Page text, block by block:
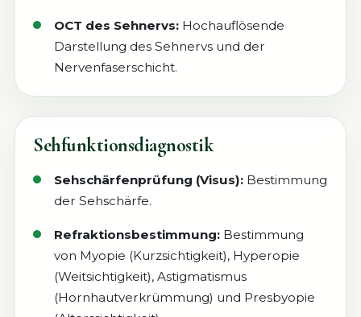
OCT des Sehnervs: Hochauflösende
Darstellung des Sehnervs und der
Nervenfaserschicht.
Sehfunktionsdiagnostik
Sehschärfenprüfung (Visus): Bestimmung
der Sehschärfe.
Refraktionsbestimmung: Bestimmung
von Myopie (Kurzsichtigkeit), Hyperopie
(Weitsichtigkeit), Astigmatismus
(Hornhautverkrümmung) und Presbyopie
Terminanfrage
Dieses Kontaktformular dient der
Übermittlung eines Terminwunsches.
Verfügbarkeit können direkt im
AKTUELLES
Neuigkeiten aus der Praxis